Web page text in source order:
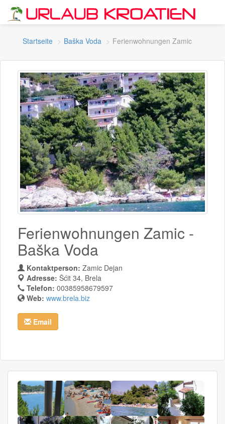
Startseite Baška Voda Ferienwohnungen Zamic
Ferienwohnungen Zamic -
Baška Voda
Kontaktperson: Zamic Dejan
Adresse: Šćit 34, Brela
Telefon: 00385958679597
Web: www.brela.biz
Email